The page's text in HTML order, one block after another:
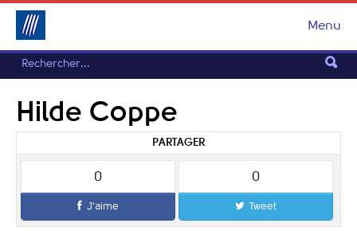
Menu
Hilde Coppe
PARTAGER
0
J'aime
0
Tweet